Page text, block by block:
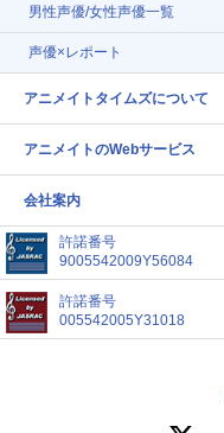
男性声優/女性声優一覧
声優×レポート
アニメイトタイムズについて
アニメイトのWebサービス
会社案内
許諾番号
9005542009Y56084
許諾番号
005542005Y31018